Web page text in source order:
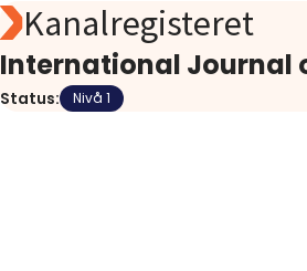
Søk
Åpen tilgang
Statistikk
Kanalregisteret
International Journal
Status: Nivå 1